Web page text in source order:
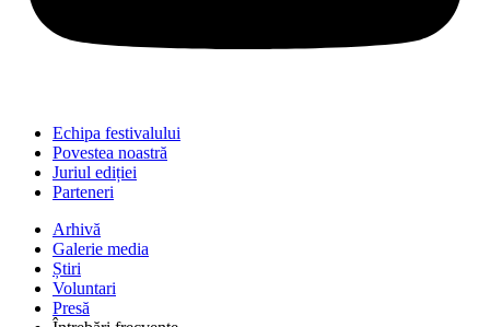
Echipa festivalului
Povestea noastră
Juriul ediției
Parteneri
Arhivă
Galerie media
Știri
Voluntari
Presă